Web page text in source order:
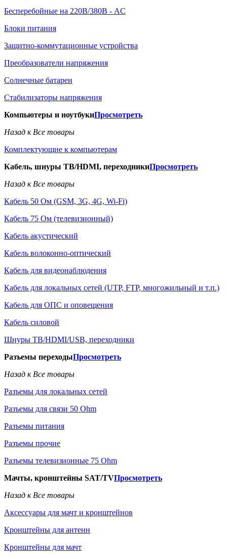
Бесперебойные на 220В/380В - AC
Блоки питания
Защитно-коммутационные устройства
Преобразователи напряжения
Солнечные батареи
Стабилизаторы напряжения
Компьютеры и ноутбукиПросмотреть
Назад к Все товары
Комплектующие к компьютерам
Кабель, шнуры ТВ/HDMI, переходникиПросмотреть
Назад к Все товары
Кабель 50 Ом (GSM, 3G, 4G, Wi-Fi)
Кабель 75 Ом (телевизионный)
Кабель акустический
Кабель волоконно-оптический
Кабель для видеонаблюдения
Кабель для локальных сетей (UTP, FTP, многожильный и т.п.)
Кабель для ОПС и оповещения
Кабель силовой
Шнуры ТВ/HDMI/USB, переходники
Разъемы переходыПросмотреть
Назад к Все товары
Разъемы для локальных сетей
Разъемы для связи 50 Ohm
Разъемы питания
Разъемы прочие
Разъемы телевизионные 75 Ohm
Мачты, кронштейны SAT/TVПросмотреть
Назад к Все товары
Аксессуары для мачт и кронштейнов
Кронштейны для антенн
Кронштейны для мачт